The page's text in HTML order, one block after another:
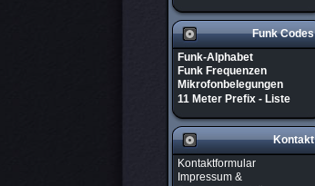
Funk Codes
Funk-Alphabet
Funk Frequenzen
Mikrofonbelegungen
11 Meter Prefix - Liste
Kontakt
Kontaktformular
Impressum &